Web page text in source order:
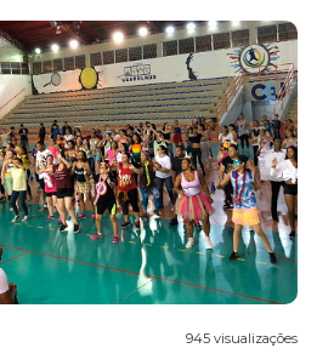
945 visualizações